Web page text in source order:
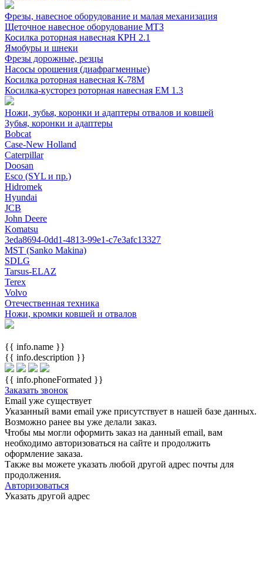
Фрезы, навесное оборудование и малая механизация
Щеточное навесное оборудование МТЗ
Косилка роторная навесная КРН 2.1
Ямобуры и шнеки
Фрезы дорожные, резцы
Насосы орошения (диафрагменные)
Косилка роторная навесная К-78М
Косилка-кусторез роторная навесная ЕМ 1.3
Ножи, зубья, коронки и адаптеры отвалов и ковшей
Зубья, коронки и адаптеры
Bobcat
Case-New Holland
Caterpillar
Doosan
Esco (SYL и пр.)
Hidromek
Hyundai
JCB
John Deere
Komatsu
3eda8694-0dd1-4813-99e1-c7e3afc13327
MST (Sanko Makina)
SDLG
Tarsus-ELAZ
Terex
Volvo
Отечественная техника
Ножи, кромки ковшей и отвалов
{{ info.name }}
{{ info.description }}
{{ info.phoneFormated }}
Заказать звонок
Email уже существует
Указанный вами email уже присутствует в нашей базе данных.
Возможно ранее вы уже делали заказ.
Чтобы мы могли оформить заказ на данный email, вам
необходимо авторизоваться на сайте и продолжить
оформление заказа.
Также вы можете указать любой другой адрес почты для
продолжения.
Авторизоваться
Указать другой адрес